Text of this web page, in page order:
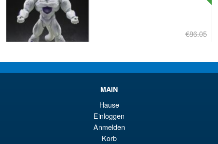
€86.05
S.H.Figuarts One Piece Nico
Robin (Enies Lobby) Action
Figure
MAIN
Hause
Einloggen
Anmelden
Korb